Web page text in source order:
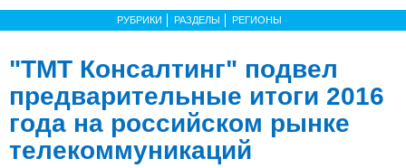
РУБРИКИ РАЗДЕЛЫ РЕГИОНЫ
"ТМТ Консалтинг" подвел
предварительные итоги 2016
года на российском рынке
телекоммуникаций